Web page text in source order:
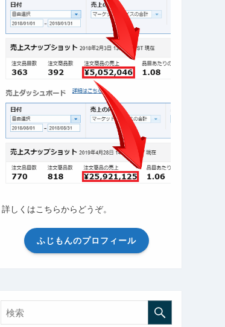
詳しくはこちらからどうぞ。
ふじもんのプロフィール